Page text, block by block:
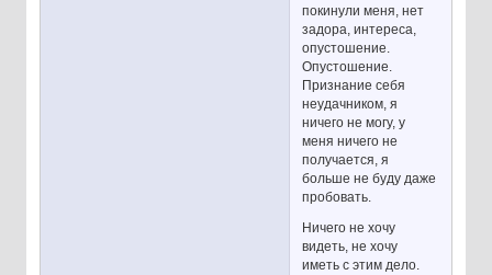
покинули меня, нет
задора, интереса,
опустошение.
Опустошение.
Признание себя
неудачником, я
ничего не могу, у
меня ничего не
получается, я
больше не буду даже
пробовать.
Ничего не хочу
видеть, не хочу
иметь с этим дело.